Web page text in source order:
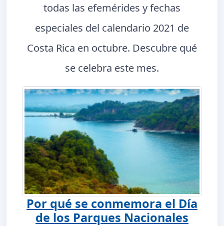
todas las efemérides y fechas
especiales del calendario 2021 de
Costa Rica en octubre. Descubre qué
se celebra este mes.
Por qué se conmemora el Día
de los Parques Nacionales